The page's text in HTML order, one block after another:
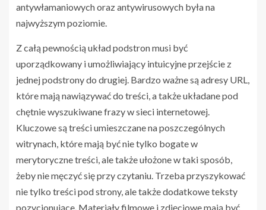
antywłamaniowych oraz antywirusowych była na
najwyższym poziomie.
Z całą pewnością układ podstron musi być
uporządkowany i umożliwiający intuicyjne przejście z
jednej podstrony do drugiej. Bardzo ważne są adresy URL,
które mają nawiązywać do treści, a także układane pod
chętnie wyszukiwane frazy w sieci internetowej.
Kluczowe są treści umieszczane na poszczególnych
witrynach, które mają być nie tylko bogate w
merytoryczne treści, ale także ułożone w taki sposób,
żeby nie męczyć się przy czytaniu. Trzeba przyszykować
nie tylko treści pod strony, ale także dodatkowe teksty
pozycjonujące. Materiały filmowe i zdjęciowe mają być